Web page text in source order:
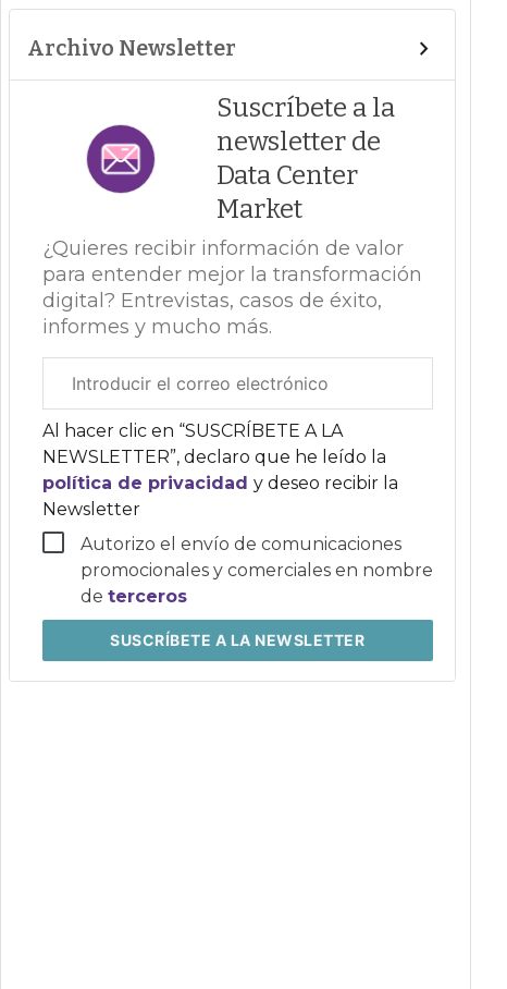
Archivo Newsletter
Suscríbete a la
newsletter de
Data Center
Market
¿Quieres recibir información de valor
para entender mejor la transformación
digital? Entrevistas, casos de éxito,
informes y mucho más.
electrónico
corporativo
Al hacer clic en “SUSCRÍBETE A LA
NEWSLETTER”, declaro que he leído la
política de privacidad y deseo recibir la
Newsletter
Autorizo el envío de comunicaciones
promocionales y comerciales en nombre
de terceros
SUSCRÍBETE A LA NEWSLETTER